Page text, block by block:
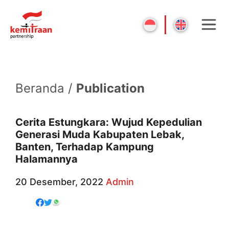
Beranda / Publication
Cerita Estungkara: Wujud Kepedulian
Generasi Muda Kabupaten Lebak,
Banten, Terhadap Kampung
Halamannya
20 Desember, 2022 Admin